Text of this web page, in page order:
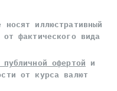
иллюстративный
фактического вида
офертой и
от курса валют